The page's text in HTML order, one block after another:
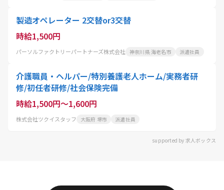
製造オペレーター 2交替or3交替
時給1,500円
パーソルファクトリーパートナーズ株式会社 神奈川県 海老名市 派遣社員
介護職員・ヘルパー/特別養護老人ホーム/実務者研
修/初任者研修/社会保険完備
時給1,500円～1,600円
株式会社ツクイスタッフ 大阪府 堺市 派遣社員
supported by 求人ボックス